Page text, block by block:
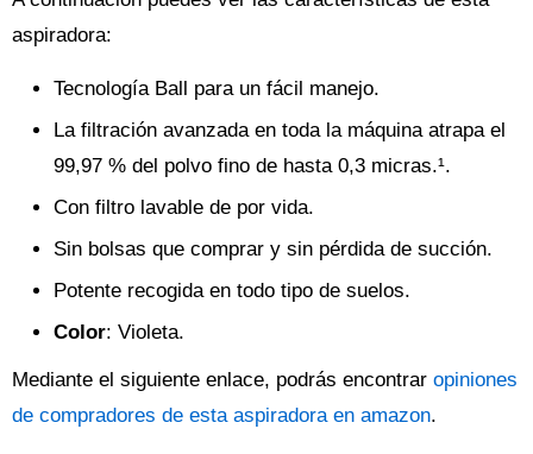
aspiradora:
Tecnología Ball para un fácil manejo.
La filtración avanzada en toda la máquina atrapa el
99,97 % del polvo fino de hasta 0,3 micras.¹.
Con filtro lavable de por vida.
Sin bolsas que comprar y sin pérdida de succión.
Potente recogida en todo tipo de suelos.
Color: Violeta.
Mediante el siguiente enlace, podrás encontrar opiniones
de compradores de esta aspiradora en amazon.